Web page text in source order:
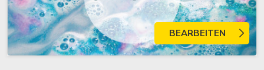
BEARBEITEN